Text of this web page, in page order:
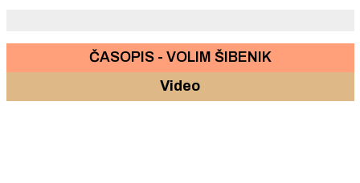
ČASOPIS - VOLIM ŠIBENIK
Video